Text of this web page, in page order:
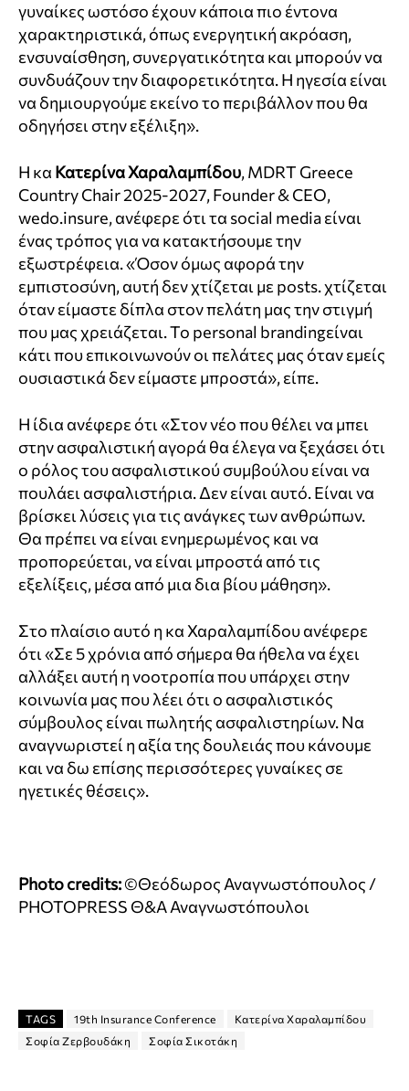
γυναίκες ωστόσο έχουν κάποια πιο έντονα
χαρακτηριστικά, όπως ενεργητική ακρόαση,
ενσυναίσθηση, συνεργατικότητα και μπορούν να
συνδυάζουν την διαφορετικότητα. Η ηγεσία είναι
να δημιουργούμε εκείνο το περιβάλλον που θα
οδηγήσει στην εξέλιξη».
Η κα Κατερίνα Χαραλαμπίδου, MDRT Greece
CountryChair2025-2027, Founder& CEO,
wedo.insure, ανέφερε ότι τα social mediaείναι
ένας τρόπος για να κατακτήσουμε την
εξωστρέφεια. «Όσον όμως αφορά την
εμπιστοσύνη, αυτή δεν χτίζεται με posts. χτίζεται
όταν είμαστε δίπλα στον πελάτη μας την στιγμή
που μας χρειάζεται. Το personal brandingείναι
κάτι που επικοινωνούν οι πελάτες μας όταν εμείς
ουσιαστικά δεν είμαστε μπροστά», είπε.
Η ίδια ανέφερε ότι «Στον νέο που θέλει να μπει
στην ασφαλιστική αγορά θα έλεγα να ξεχάσει ότι
ο ρόλος του ασφαλιστικού συμβούλου είναι να
πουλάει ασφαλιστήρια. Δεν είναι αυτό. Είναι να
βρίσκει λύσεις για τις ανάγκες των ανθρώπων.
Θα πρέπει να είναι ενημερωμένος και να
προπορεύεται, να είναι μπροστά από τις
εξελίξεις, μέσα από μια δια βίου μάθηση».
Στο πλαίσιο αυτό η κα Χαραλαμπίδου ανέφερε
ότι «Σε 5 χρόνια από σήμερα θα ήθελα να έχει
αλλάξει αυτή η νοοτροπία που υπάρχει στην
κοινωνία μας που λέει ότι ο ασφαλιστικός
σύμβουλος είναι πωλητής ασφαλιστηρίων. Να
αναγνωριστεί η αξία της δουλειάς που κάνουμε
και να δω επίσης περισσότερες γυναίκες σε
ηγετικές θέσεις».
Photo credits:©Θεόδωρος Αναγνωστόπουλος /
PHOTOPRESS Θ&Α Αναγνωστόπουλοι
TAGS 19th Insurance Conference
Κατερίνα Χαραλαμπίδου
Σοφία Ζερβουδάκη
Σοφία Σικοτάκη